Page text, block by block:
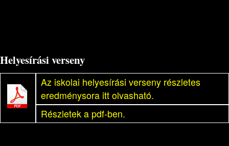
Helyesírási verseny
Az iskolai helyesírási verseny részletes
eredménysora itt olvasható.
Részletek a pdf-ben.